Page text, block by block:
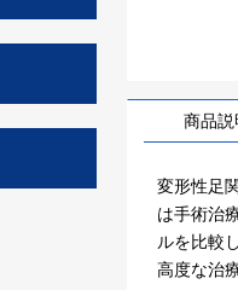
商品説
変形性足
は手術治
ルを比較
高度な治